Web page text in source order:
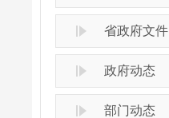
省政府文件
政府动态
部门动态